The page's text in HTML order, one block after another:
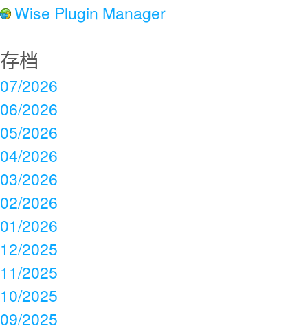
Wise Plugin Manager
存档
07/2026
06/2026
05/2026
04/2026
03/2026
02/2026
01/2026
12/2025
11/2025
10/2025
09/2025